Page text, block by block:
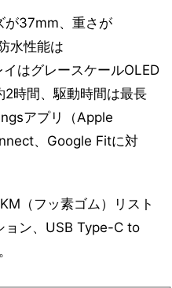
が37mm、重さが
水性能は
はグレースケールOLED
2時間、駆動時間は最長
アプリ（Apple
、Google Fitに対
（フッ素ゴム）リスト
ョン、USB Type-C to